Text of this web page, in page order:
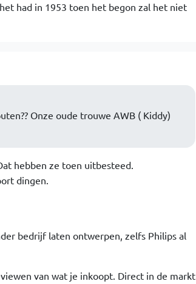
had in 1953 toen het begon zal het niet
Onze oude trouwe AWB ( Kiddy)
hebben ze toen uitbesteed.
dingen.
bedrijf laten ontwerpen, zelfs Philips al
van wat je inkoopt. Direct in de markt